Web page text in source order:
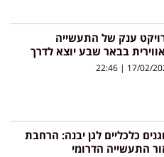
ענק של התעשייה
בבאר שבע יוצא לדרך
17/02/
כלכליים לגן יבנה: הרחבת
התעשייה הדרומי